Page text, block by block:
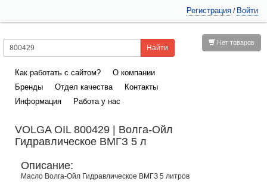
Регистрация / Войти
Нет товаров
Как работать с сайтом?
О компании
Бренды
Отдел качества
Контакты
Информация
Работа у нас
VOLGA OIL 800429 | Волга-Ойл
Гидравлическое ВМГЗ 5 л
Описание:
Масло Волга-Ойл Гидравлическое ВМГЗ 5 литров